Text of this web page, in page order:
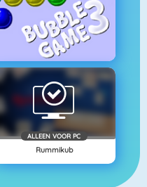
ALLEEN VOOR PC
Rummikub